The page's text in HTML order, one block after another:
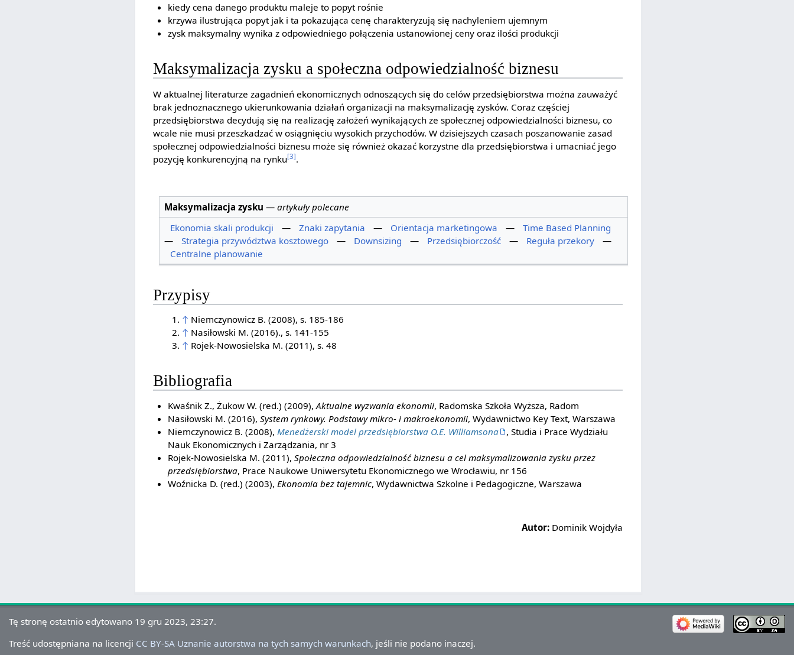
kiedy cena danego produktu maleje to popyt rośnie
krzywa ilustrująca popyt jak i ta pokazująca cenę charakteryzują się nachyleniem ujemnym
zysk maksymalny wynika z odpowiedniego połączenia ustanowionej ceny oraz ilości produkcji
Maksymalizacja zysku a społeczna odpowiedzialność biznesu
W aktualnej literaturze zagadnień ekonomicznych odnoszących się do celów przedsiębiorstwa można zauważyć
brak jednoznacznego ukierunkowania działań organizacji na maksymalizację zysków. Coraz częściej
przedsiębiorstwa decydują się na realizację założeń wynikających ze społecznej odpowiedzialności biznesu, co
wcale nie musi przeszkadzać w osiągnięciu wysokich przychodów. W dzisiejszych czasach poszanowanie zasad
społecznej odpowiedzialności biznesu może się również okazać korzystne dla przedsiębiorstwa i umacniać jego
pozycję konkurencyjną na rynku[3].
Maksymalizacja zysku — artykuły polecane
Ekonomia skali produkcji
— Znaki zapytania — Orientacja marketingowa —
Time Based Planning
—
Strategia przywództwa kosztowego — Downsizing — Przedsiębiorczość — Reguła przekory
—
Centralne planowanie
Przypisy
↑ Niemczynowicz B. (2008), s. 185-186
↑ Nasiłowski M. (2016)., s. 141-155
↑ Rojek-Nowosielska M. (2011), s. 48
Bibliografia
Kwaśnik Z., Żukow W. (red.) (2009),Aktualne wyzwania ekonomii, Radomska Szkoła Wyższa, Radom
Nasiłowski M. (2016), System rynkowy. Podstawy mikro- i makroekonomii, Wydawnictwo Key Text, Warszawa
Niemczynowicz B. (2008), Menedżerski model przedsiębiorstwa O.E. Williamsona
, Studia i Prace Wydziału
Nauk Ekonomicznych i Zarządzania, nr 3
Rojek-Nowosielska M. (2011), Społeczna odpowiedzialność biznesu a cel maksymalizowania zysku przez
przedsiębiorstwa, Prace Naukowe Uniwersytetu Ekonomicznego we Wrocławiu, nr 156
Woźnicka D. (red.) (2003), Ekonomia bez tajemnic, Wydawnictwa Szkolne i Pedagogiczne, Warszawa
Autor: Dominik Wojdyła
Tę stronę ostatnio edytowano 19 gru 2023, 23:27.
Treść udostępniana na licencji CC BY-SA Uznanie autorstwa na tych samych warunkach, jeśli nie podano inaczej.